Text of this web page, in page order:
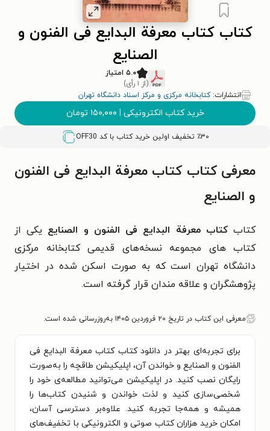
کتاب کتاب معرفة البدایع فی الفنون و
الصنایع
۵.۰ امتیاز
(از ۱ رأی)
انتشارات:کتابخانه مرکزی و مرکز اسناد دانشگاه تهران
خرید کتاب الکترونیکی | ۱۵۰,۰۰۰ تومان
٪۳۰ تخفیف اولین خرید کتاب با کد OFF30
معرفی کتاب کتاب معرفة البدایع فی الفنون
و الصنایع
کتابکتاب معرفة البدایع فی الفنون و الصنایع یکی از
کتاب های مجموعه نسخه‌های قدیمی کتابخانه مرکزی
دانشگاه تهران است که به صورت اسکن شده در اختیار
پژوهشگران و علاقه مندان قرار گرفته است.
معرفی این کتاب در تاریخ ۲۰ فروردین ۱۴۰۵ به‌روزرسانی شده است.
برای تجربه‌ای بهتر در دانلود کتاب کتاب معرفة البدایع فی
الفنون و الصنایع و خواندن آن، اپلیکیشن طاقچه را به‌صورت
رایگان نصب کنید. در اپلیکیشن می‌توانید مطالعه‌ی خود را
شخصی‌سازی کنید و لذت خواندن و شنیدن کتاب‌ها را
همیشه و همه‌جا تجربه کنید. علاوه‌بر دسترسی آسان،
امکان خرید هزاران کتاب صوتی و الکترونیکی با تخفیف‌های